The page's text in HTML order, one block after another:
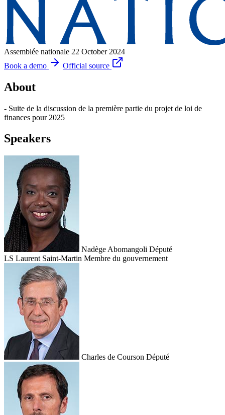
Assemblée nationale 22 October 2024
Book a demo
Official source
About
- Suite de la discussion de la première partie du projet de loi de
finances pour 2025
Speakers
Nadège Abomangoli Député
LS Laurent Saint-Martin Membre du gouvernement
Charles de Courson Député